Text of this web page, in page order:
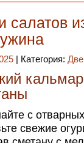
салатов
| Категория:
кальмар
с
свежие